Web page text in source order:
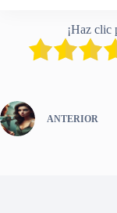
¡Haz clic
ANTERIOR